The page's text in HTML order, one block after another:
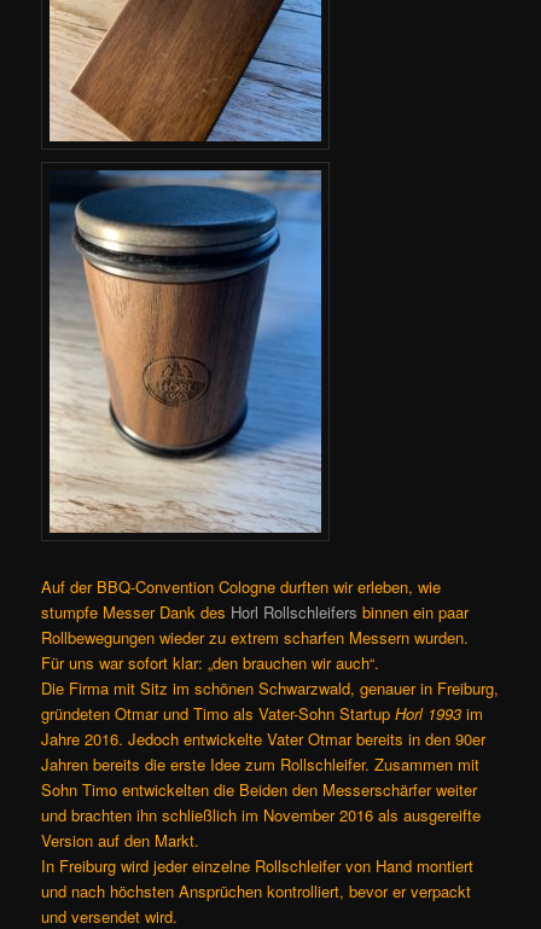
Auf der BBQ-Convention Cologne durften wir erleben, wie
stumpfe Messer Dank des Horl Rollschleifersbinnen ein paar
Rollbewegungen wieder zu extrem scharfen Messern wurden.
Für uns war sofort klar: „den brauchen wir auch“.
Die Firma mit Sitz im schönen Schwarzwald, genauer in Freiburg,
gründeten Otmar und Timo als Vater-Sohn StartupHorl 1993 im
Jahre 2016. Jedoch entwickelte Vater Otmar bereits in den 90er
Jahren bereits die erste Idee zum Rollschleifer. Zusammen mit
Sohn Timo entwickelten die Beiden den Messerschärfer weiter
und brachten ihn schließlich im November 2016 als ausgereifte
Version auf den Markt.
In Freiburg wird jeder einzelne Rollschleifer von Hand montiert
und nach höchsten Ansprüchen kontrolliert, bevor er verpackt
und versendet wird.